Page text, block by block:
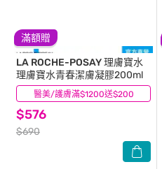
滿額贈
醫美/護膚滿$1200送$200
LA ROCHE-POSAY 理膚寶水
理膚寶水青春潔膚凝膠200ml
$576
$690
(15)